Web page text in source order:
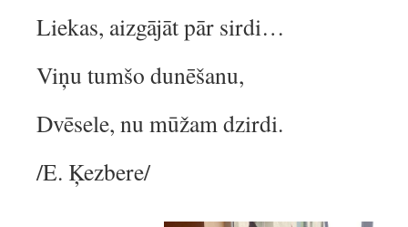
Liekas, aizgājāt pār sirdi…
Viņu tumšo dunēšanu,
Dvēsele, nu mūžam dzirdi.
/E. Ķezbere/